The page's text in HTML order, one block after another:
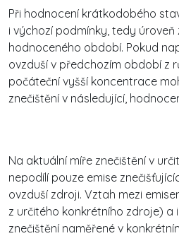
Při hodnocení krátkodobého
i výchozí podmínky, tedy úroveň
hodnoceného období. Pokud
ovzduší v předchozím období z
počáteční vyšší koncentrace
znečištění v následující,
Na aktuální míře znečištění v
nepodílí pouze emise
ovzduší zdroji. Vztah mezi
z určitého konkrétního zdroje) a
znečištění naměřené v